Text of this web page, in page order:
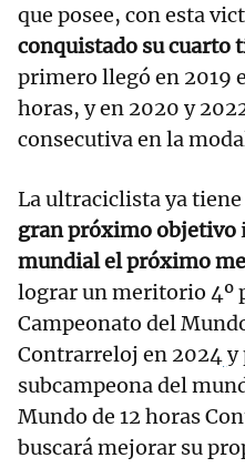
que posee, con esta
conquistado su cuarto
primero llegó en 2019
horas, y en 2020 y
consecutiva en la
La ultraciclista ya
gran próximo objetivo
mundial el próximo
lograr un meritorio 4º
Campeonato del
Contrarreloj en 2024y
subcampeona del
Mundo de 12 horas
buscará mejorar su